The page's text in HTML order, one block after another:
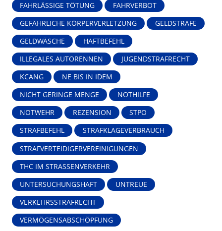
FAHRLÄSSIGE TÖTUNG FAHRVERBOT
GEFÄHRLICHE KÖRPERVERLETZUNG GELDSTRAFE
GELDWÄSCHE HAFTBEFEHL
ILLEGALES AUTORENNEN JUGENDSTRAFRECHT
KCANG NE BIS IN IDEM
NICHT GERINGE MENGE NOTHILFE
NOTWEHR REZENSION STPO
STRAFBEFEHL STRAFKLAGEVERBRAUCH
STRAFVERTEIDIGERVEREINIGUNGEN
THC IM STRASSENVERKEHR
UNTERSUCHUNGSHAFT UNTREUE
VERKEHRSSTRAFRECHT
VERMÖGENSABSCHÖPFUNG